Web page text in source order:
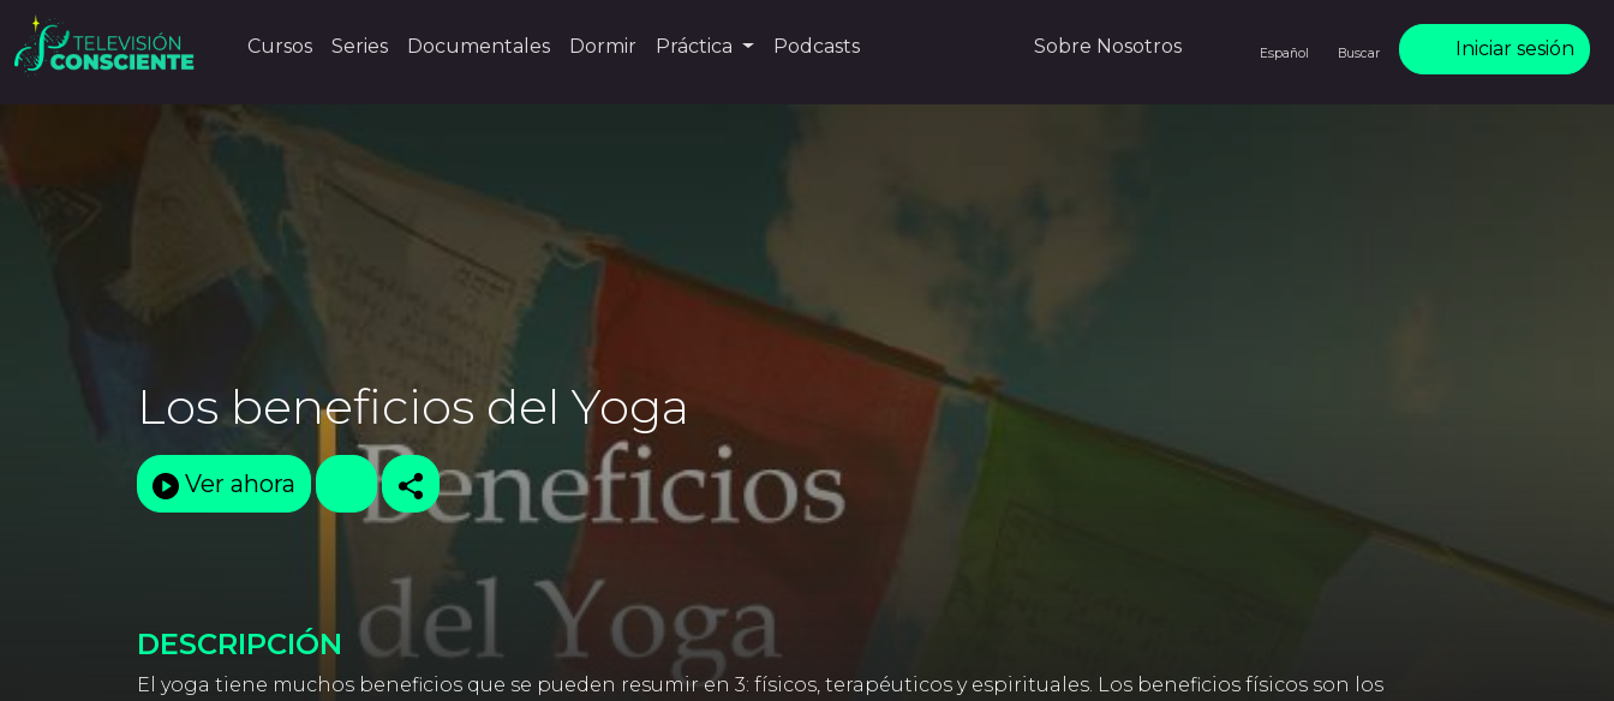
Cursos Series Documentales Dormir Práctica Podcasts Sobre Nosotros Español Buscar Iniciar sesión
Los beneficios del Yoga
Ver ahora
DESCRIPCIÓN
El yoga tiene muchos beneficios que se pueden resumir en 3: físicos, terapéuticos y espirituales. Los beneficios físicos son los